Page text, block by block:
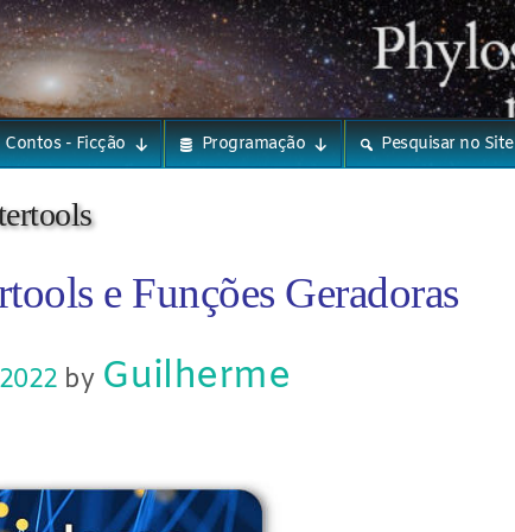
Contos - Ficção Programação Pesquisar no Site
e Funções Geradoras
by Guilherme